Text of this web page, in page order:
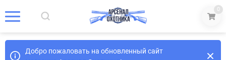
0
Добро пожаловать на обновленный сайт